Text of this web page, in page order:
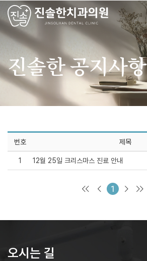
진솔한공지사항
번호 제목
1 12월 25일 크리스마스 진료 안내
1
오시는 길